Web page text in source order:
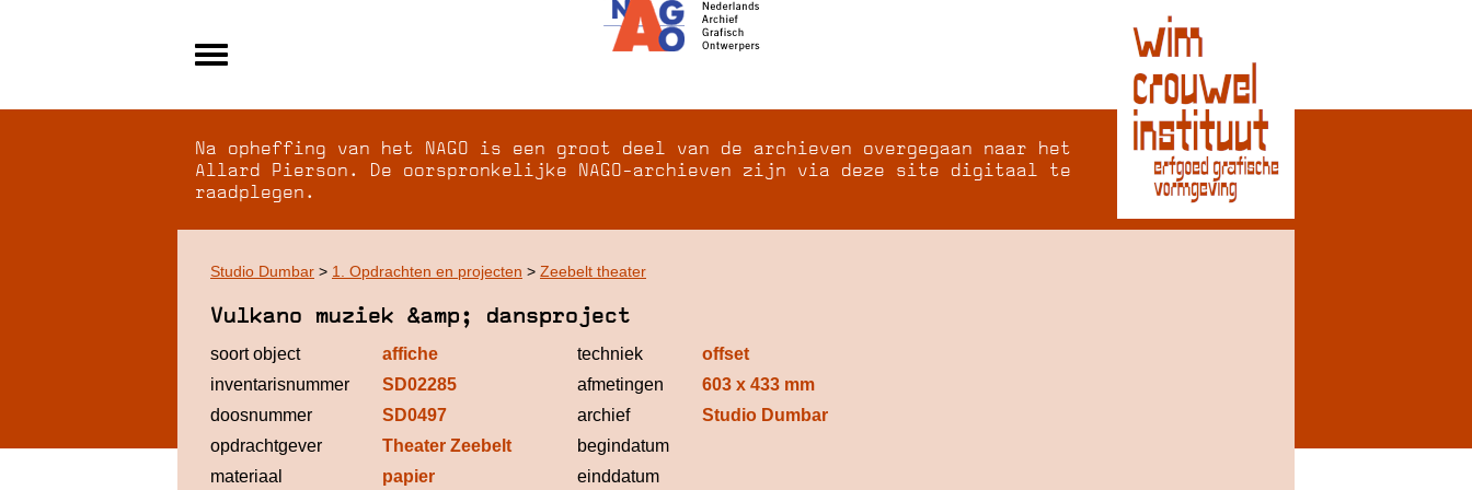
Over WCI
Inloggen
Na opheffing van het NAGO is een groot deel van de archieven overgegaan naar het
Allard Pierson. De oorspronkelijke NAGO-archieven zijn via deze site digitaal te
raadplegen.
Studio Dumbar > 1. Opdrachten en projecten > Zeebelt theater
Vulkano muziek &amp; dansproject
soort object affiche techniek
offset
inventarisnummer
SD02285 afmetingen
603 x 433 mm
doosnummer
SD0497 archief
Studio Dumbar
opdrachtgever
Theater Zeebelt
begindatum
materiaal
papier einddatum